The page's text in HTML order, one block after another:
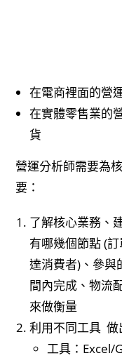
在電商裡面的營
在實體零售業的
貨
營運分析師需要為
要：
了解核心業務、
有哪幾個節點 (
達消費者)、參與
間內完成、物流
來做衡量
利用不同工具 做
工具：Excel/